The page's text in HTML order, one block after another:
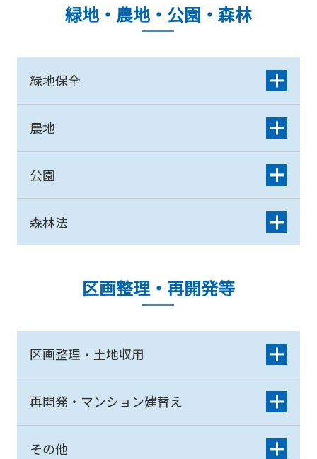
緑地・農地・公園・森林
緑地保全
農地
公園
森林法
区画整理・再開発等
区画整理・土地収用
再開発・マンション建替え
その他